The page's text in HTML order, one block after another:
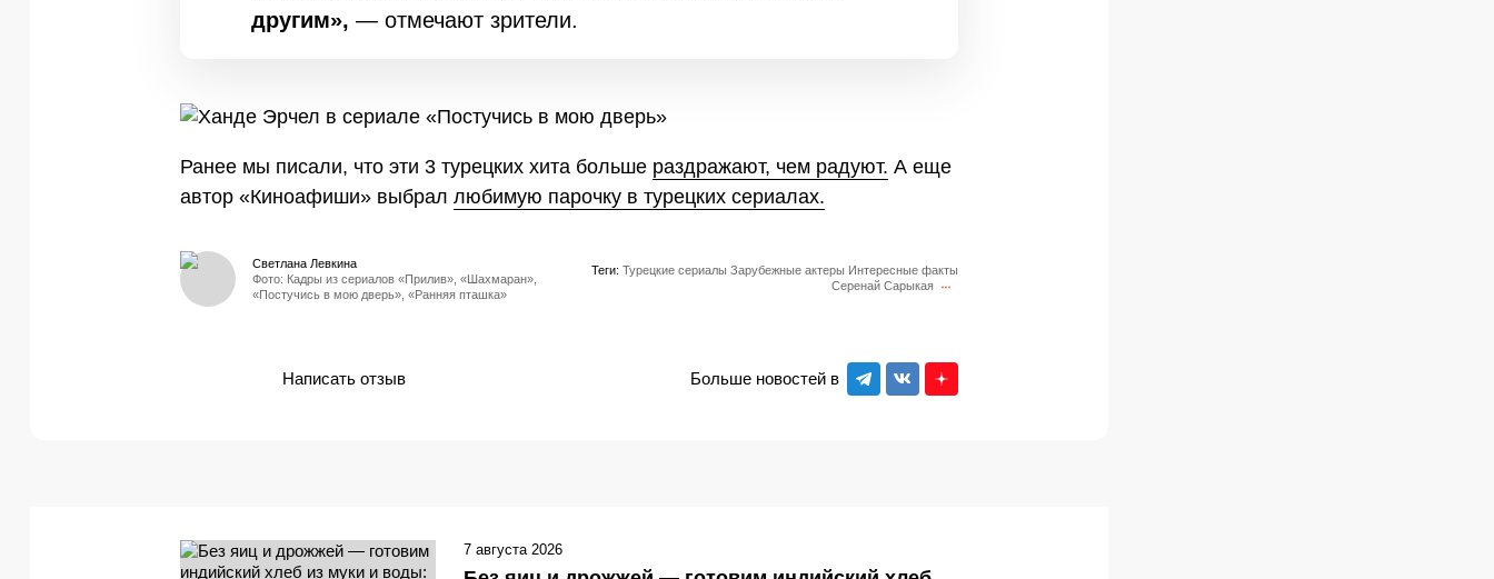
другим», — отмечают зрители.
Ранее мы писали, что эти 3 турецких хита больше раздражают, чем радуют. А еще
автор «Киноафиши» выбрал любимую парочку в турецких сериалах.
Фото: Кадры из сериалов «Прилив», «Шахмаран»,
«Постучись в мою дверь», «Ранняя пташка»
Светлана Левкина
Теги: Турецкие сериалы Зарубежные актеры Интересные факты
Серенай Сарыкая
Больше новостей в
Написать отзыв
7 августа 2026